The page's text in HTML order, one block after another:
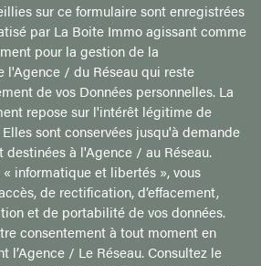
sur ce formulaire sont enregistrées
par La Boite Immo agissant comme
pour la gestion de la
/ du Réseau qui reste
de vos Données personnelles. La
repose sur l'intérêt légitime de
sont conservées jusqu'à demande
destinées à l'Agence / au Réseau.
informatique et libertés », vous
de rectification, d’effacement,
et de portabilité de vos données.
consentement à tout moment en
l’Agence / Le Réseau. Consultez le